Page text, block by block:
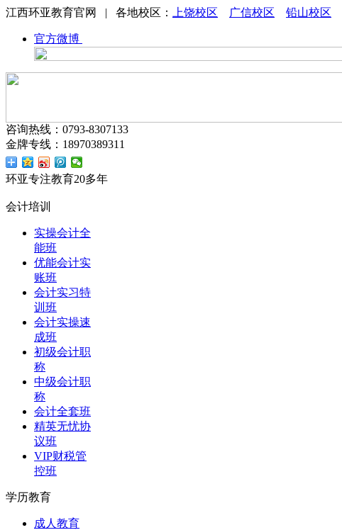
江西环亚教育官网 | 各地校区： 上饶校区 广信校区 铅山校区
官方微博
咨询热线：0793-8307133
金牌专线：18970389311
环亚专注教育20多年
会计培训
实操会计全
能班
优能会计实
账班
会计实习特
训班
会计实操速
成班
初级会计职
称
中级会计职
称
会计全套班
精英无忧协
议班
VIP财税管
控班
学历教育
成人教育